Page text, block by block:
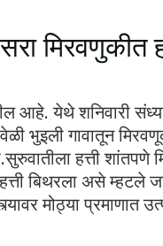
मिरवणुकीत
आहे. येथे शनिवारी
भुइली गावातून
हत्ती शांतपणे
बिथरला असे म्हटले
मोठ्या प्रमाणात